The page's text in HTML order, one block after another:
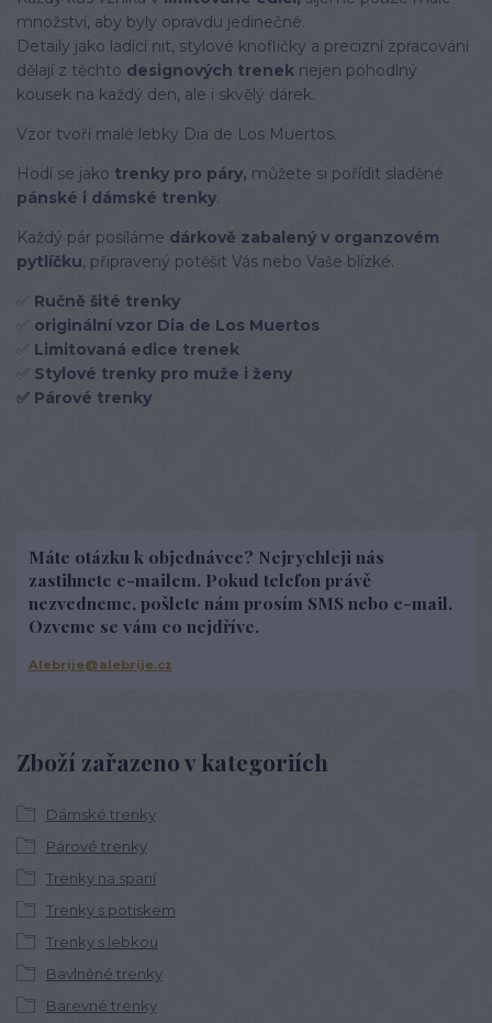
množství, aby byly opravdu jedinečné.
Detaily jako ladící nit, stylové knoflíčky a precizní zpracování
dělají z těchto designových trenek nejen pohodlný
kousek na každý den, ale i skvělý dárek.
Vzor tvoří malé lebky Dia de Los Muertos.
Hodí se jako trenky pro páry, můžete si pořídit sladěné
pánské i dámské trenky.
Každý pár posíláme dárkově zabalený v organzovém
pytlíčku, připravený potěšit Vás nebo Vaše blízké.
Ručně šité trenky
originální vzor Dia de Los Muertos
Limitovaná edice trenek
Stylové trenky pro muže i ženy
✅ Párové trenky
Zboží zařazeno v kategoriích
Dámské trenky
Párové trenky
Trenky na spaní
Trenky s potiskem
Trenky s lebkou
Bavlněné trenky
Barevné trenky
Máte otázku k objednávce? Nejrychleji nás
zastihnete e-mailem. Pokud telefon právě
nezvedneme, pošlete nám prosím SMS nebo e-mail.
Ozveme se vám co nejdříve.
Alebrije@alebrije.cz